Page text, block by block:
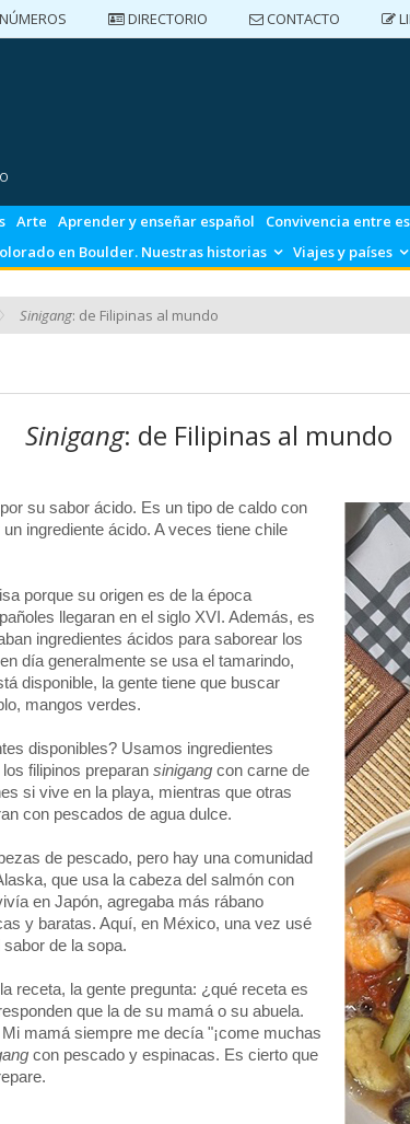
DIRECTORIO CONTACTO
Arte Aprender y enseñar español Convivencia entre
en Boulder. Nuestras historias Viajes y países
Sinigang: de Filipinas al mundo
Sinigang: de Filipinas al mundo
su sabor ácido. Es un tipo de caldo con
ingrediente ácido. A veces tiene chile
porque su origen es de la época
llegaran en el siglo XVI. Además, es
ingredientes ácidos para saborear los
día generalmente se usa el tamarindo,
disponible, la gente tiene que buscar
mangos verdes.
disponibles? Usamos ingredientes
filipinos preparan sinigang con carne de
si vive en la playa, mientras que otras
con pescados de agua dulce.
de pescado, pero hay una comunidad
que usa la cabeza del salmón con
en Japón, agregaba más rábano
y baratas. Aquí, en México, una vez usé
de la sopa.
la gente pregunta: ¿qué receta es
que la de su mamá o su abuela.
mamá siempre me decía "¡come muchas
con pescado y espinacas. Es cierto que